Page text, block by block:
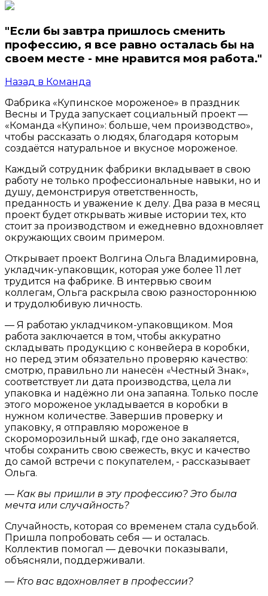
"Если бы завтра пришлось сменить
профессию, я все равно осталась бы на
своем месте - мне нравится моя работа."
Назад в Команда
Фабрика «Купинское мороженое» в праздник
Весны и Труда запускает социальный проект —
«Команда «Купино»: больше, чем производство»,
чтобы рассказать о людях, благодаря которым
создаётся натуральное и вкусное мороженое.
Каждый сотрудник фабрики вкладывает в свою
работу не только профессиональные навыки, но и
душу, демонстрируя ответственность,
преданность и уважение к делу. Два раза в месяц
проект будет открывать живые истории тех, кто
стоит за производством и ежедневно вдохновляет
окружающих своим примером.
Открывает проект Волгина Ольга Владимировна,
укладчик-упаковщик, которая уже более 11 лет
трудится на фабрике. В интервью своим
коллегам, Ольга раскрыла свою разностороннюю
и трудолюбивую личность.
— Я работаю укладчиком-упаковщиком. Моя
работа заключается в том, чтобы аккуратно
складывать продукцию с конвейера в коробки,
но перед этим обязательно проверяю качество:
смотрю, правильно ли нанесён «Честный Знак»,
соответствует ли дата производства, цела ли
упаковка и надёжно ли она запаяна. Только после
этого мороженое укладывается в коробки в
нужном количестве. Завершив проверку и
упаковку, я отправляю мороженое в
скороморозильный шкаф, где оно закаляется,
чтобы сохранить свою свежесть, вкус и качество
до самой встречи с покупателем, - рассказывает
Ольга.
— Как вы пришли в эту профессию? Это была
мечта или случайность?
Случайность, которая со временем стала судьбой.
Пришла попробовать себя — и осталась.
Коллектив помогал — девочки показывали,
объясняли, поддерживали.
— Кто вас вдохновляет в профессии?